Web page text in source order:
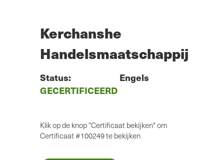
Kerchanshe
Handelsmaatschappij
Status:
GECERTIFICEERD
Engels
Klik op de knop "Certificaat bekijken" om
Certificaat #100249 te bekijken